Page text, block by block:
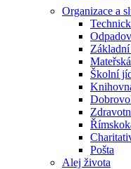
Organizace a
Školní
Pošta
Alej života